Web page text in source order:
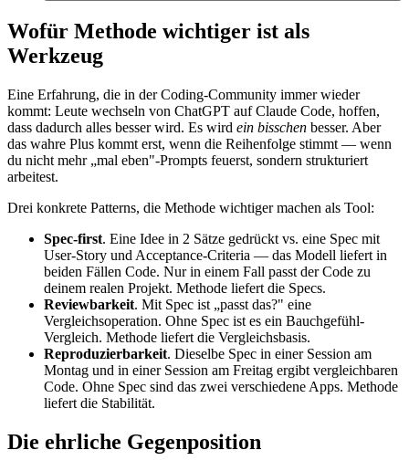
Wofür Methode wichtiger ist als
Werkzeug
Eine Erfahrung, die in der Coding-Community immer wieder
kommt: Leute wechseln von ChatGPT auf Claude Code, hoffen,
dass dadurch alles besser wird. Es wird ein bisschen besser. Aber
das wahre Plus kommt erst, wenn die Reihenfolge stimmt — wenn
du nicht mehr „mal eben"-Prompts feuerst, sondern strukturiert
arbeitest.
Drei konkrete Patterns, die Methode wichtiger machen als Tool:
Spec-first. Eine Idee in 2 Sätze gedrückt vs. eine Spec mit
User-Story und Acceptance-Criteria — das Modell liefert in
beiden Fällen Code. Nur in einem Fall passt der Code zu
deinem realen Projekt. Methode liefert die Specs.
Reviewbarkeit. Mit Spec ist „passt das?" eine
Vergleichsoperation. Ohne Spec ist es ein Bauchgefühl-
Vergleich. Methode liefert die Vergleichsbasis.
Reproduzierbarkeit. Dieselbe Spec in einer Session am
Montag und in einer Session am Freitag ergibt vergleichbaren
Code. Ohne Spec sind das zwei verschiedene Apps. Methode
liefert die Stabilität.
Die ehrliche Gegenposition